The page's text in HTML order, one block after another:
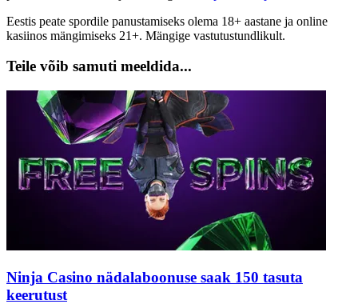
Eestis peate spordile panustamiseks olema 18+ aastane ja online
kasiinos mängimiseks 21+. Mängige vastutustundlikult.
Teile võib samuti meeldida...
Ninja Casino nädalaboonuse saak 150 tasuta
keerutust